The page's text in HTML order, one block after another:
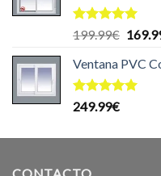
Valorado
de 5
199.99€ El
era:
Ventana PVC
Valorado
249.99€